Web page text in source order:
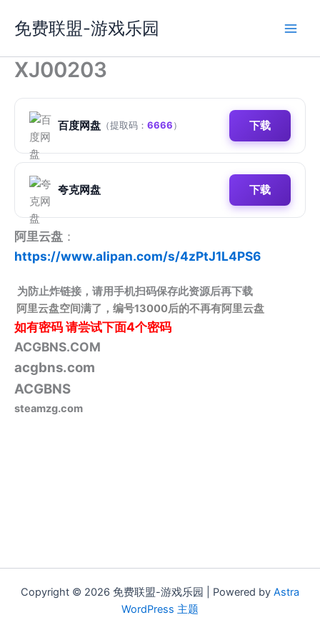
容
免费联盟-游戏乐园
XJ00203
百度网盘 （提取码： 6666） 下载
夸克网盘 下载
阿里云盘 ：
https://www.alipan.com/s/4zPtJ1L4PS6
为防止炸链接，请用手机扫码保存此资源后再下载
阿里云盘空间满了，编号13000后的不再有阿里云盘
如有密码请尝试下面4个密码
ACGBNS.COM
acgbns.com
ACGBNS
steamzg.com
Copyright © 2026 免费联盟-游戏乐园 | Powered by Astra
WordPress 主题